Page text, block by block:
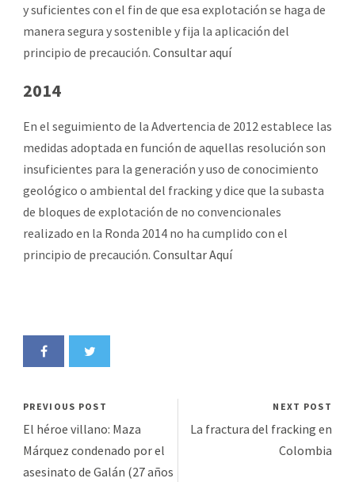
y suficientes con el fin de que esa explotación se haga de
manera segura y sostenible y fija la aplicación del
principio de precaución. Consultar aquí
2014
En el seguimiento de la Advertencia de 2012 establece las
medidas adoptada en función de aquellas resolución son
insuficientes para la generación y uso de conocimiento
geológico o ambiental del fracking y dice que la subasta
de bloques de explotación de no convencionales
realizado en la Ronda 2014 no ha cumplido con el
principio de precaución. Consultar Aquí
PREVIOUS POST
El héroe villano: Maza
Márquez condenado por el
asesinato de Galán (27 años
NEXT POST
La fractura del fracking en
Colombia